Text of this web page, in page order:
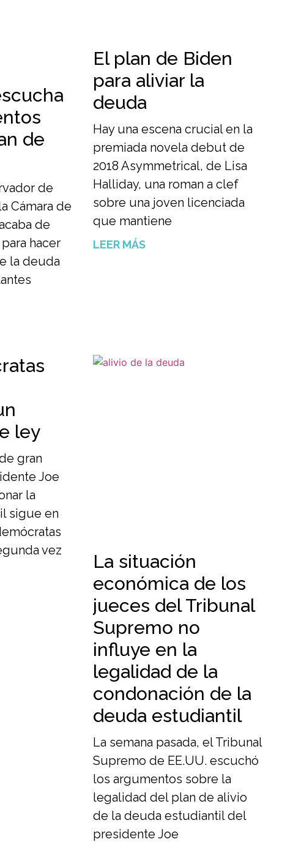
de
de
Cámara de
de
hacer
la deuda
El plan de Biden
para aliviar la
deuda
Hay una escena crucial en la
premiada novela debut de
2018 Asymmetrical, de Lisa
Halliday, una roman a clef
sobre una joven licenciada
que mantiene
LEER MÁS
ley
gran
Joe
la
sigue en
vez
La situación
económica de los
jueces del Tribunal
Supremo no
influye en la
legalidad de la
condonación de la
deuda estudiantil
La semana pasada, el Tribunal
Supremo de EE.UU. escuchó
los argumentos sobre la
legalidad del plan de alivio
de la deuda estudiantil del
presidente Joe